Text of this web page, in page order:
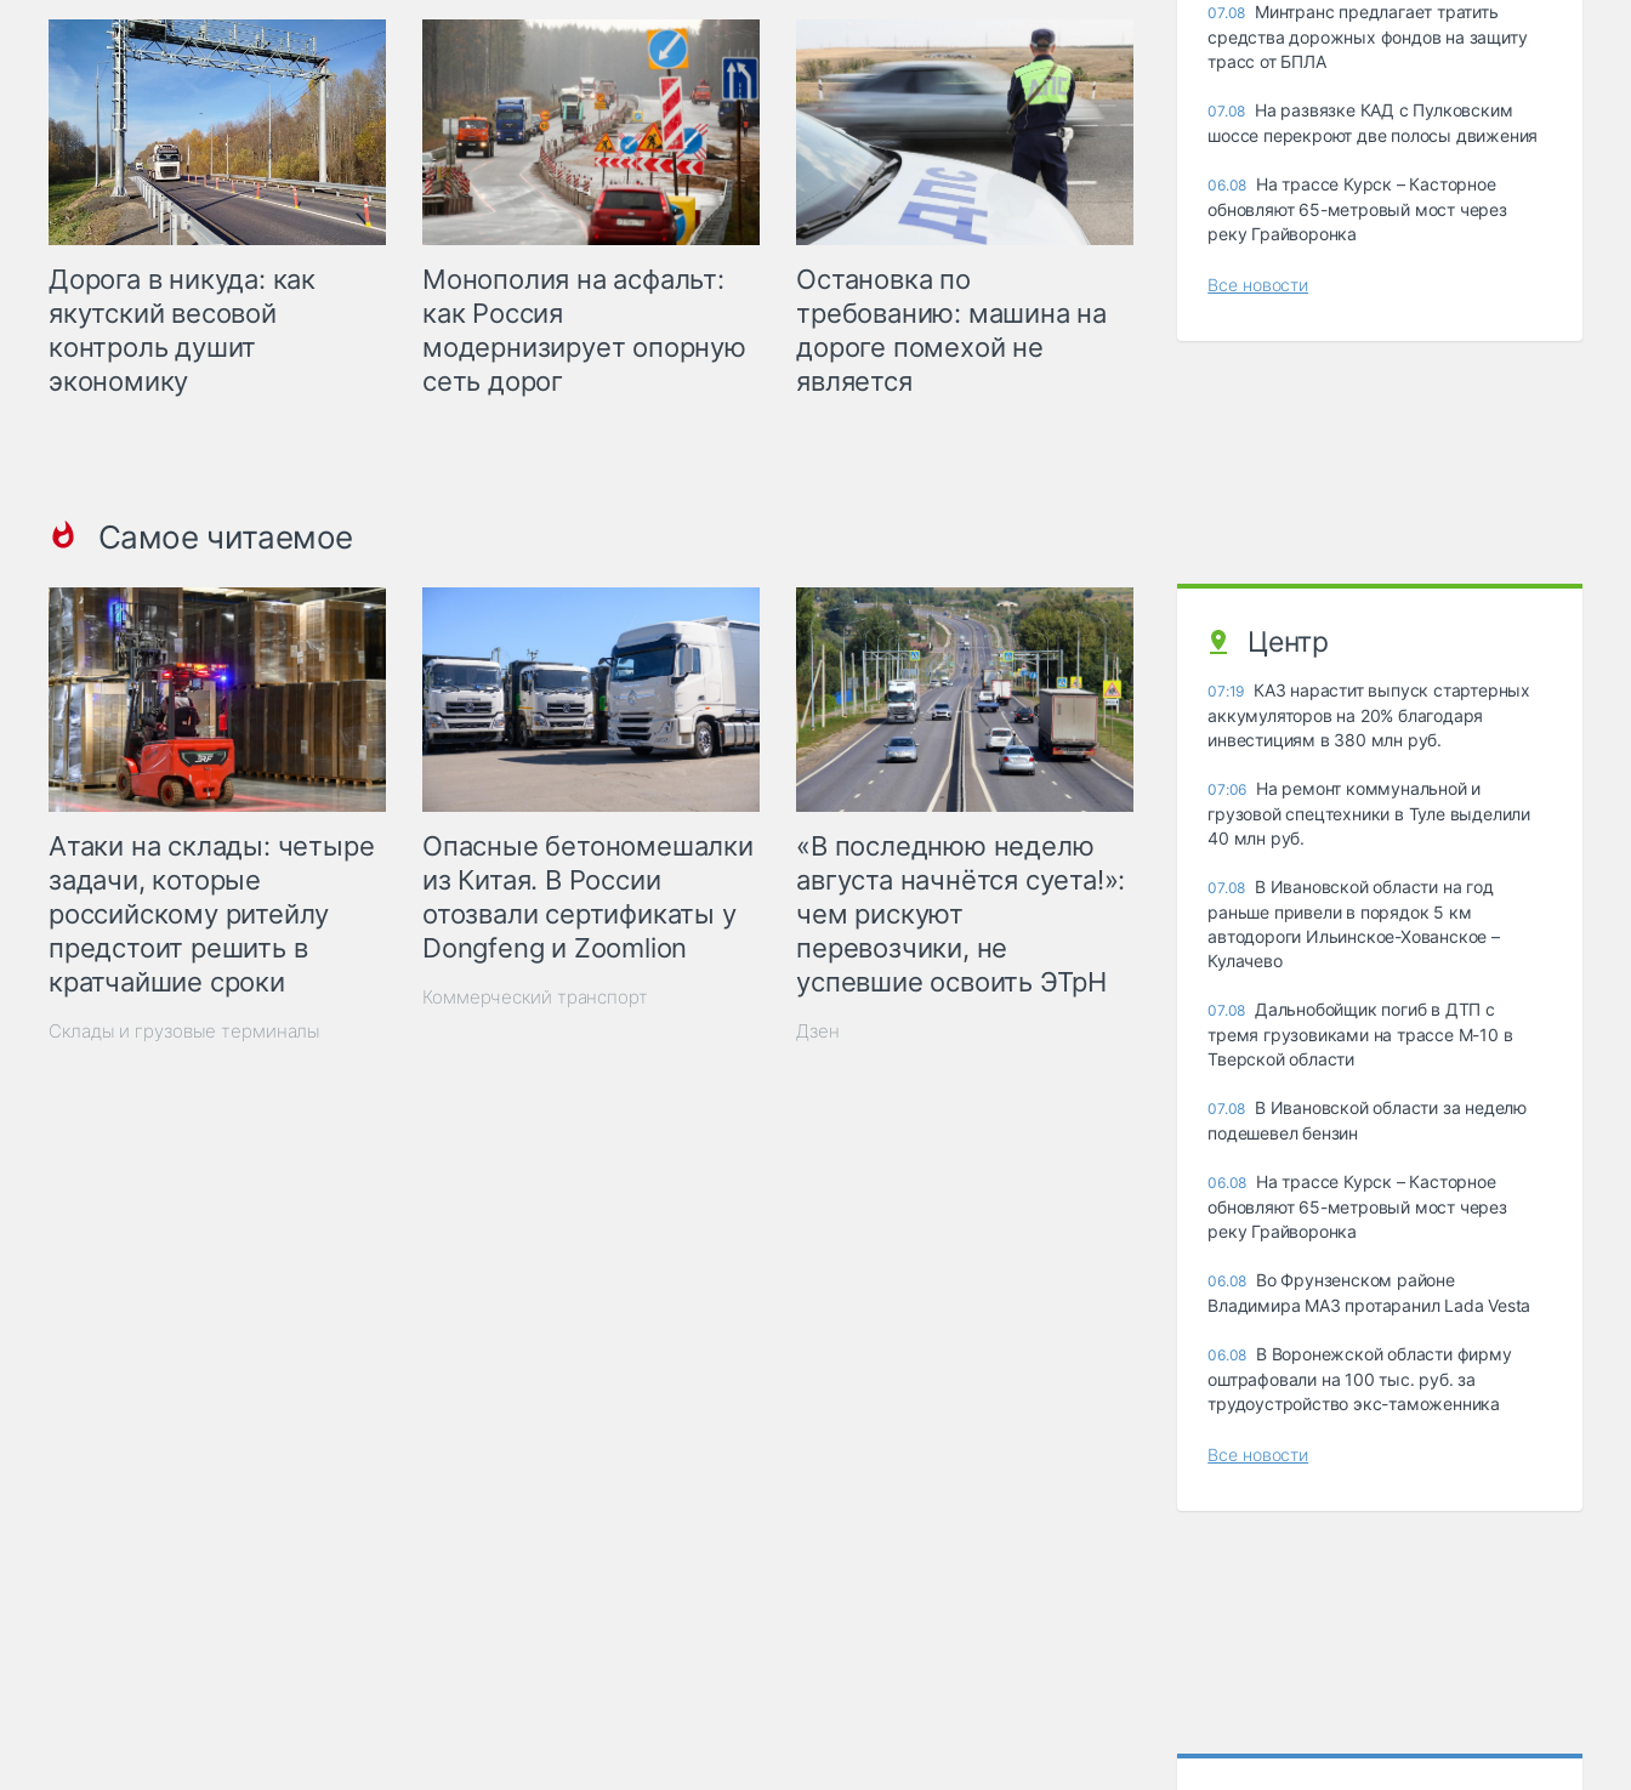
Дорога в никуда: как
якутский весовой
контроль душит
экономику
Монополия на асфальт:
как Россия
модернизирует опорную
сеть дорог
Остановка по
требованию: машина на
дороге помехой не
является
Самое читаемое
Атаки на склады: четыре
задачи, которые
российскому ритейлу
предстоит решить в
кратчайшие сроки
Склады и грузовые терминалы
Опасные бетономешалки
из Китая. В России
отозвали сертификаты у
Dongfeng и Zoomlion
Коммерческий транспорт
«В последнюю неделю
августа начнётся суета!»:
чем рискуют
перевозчики, не
успевшие освоить ЭТрН
Дзен
07.08 Минтранс предлагает тратить
средства дорожных фондов на защиту
трасс от БПЛА
07.08 На развязке КАД с Пулковским
шоссе перекроют две полосы движения
06.08 На трассе Курск – Касторное
обновляют 65-метровый мост через
реку Грайворонка
Все новости
Центр
07:19 КАЗ нарастит выпуск стартерных
аккумуляторов на 20% благодаря
инвестициям в 380 млн руб.
07:06 На ремонт коммунальной и
грузовой спецтехники в Туле выделили
40 млн руб.
07.08 В Ивановской области на год
раньше привели в порядок 5 км
автодороги Ильинское-Хованское –
Кулачево
07.08 Дальнобойщик погиб в ДТП с
тремя грузовиками на трассе М-10 в
Тверской области
07.08 В Ивановской области за неделю
подешевел бензин
06.08 На трассе Курск – Касторное
обновляют 65-метровый мост через
реку Грайворонка
06.08 Во Фрунзенском районе
Владимира МАЗ протаранил Lada Vesta
06.08 В Воронежской области фирму
оштрафовали на 100 тыс. руб. за
трудоустройство экс-таможенника
Все новости